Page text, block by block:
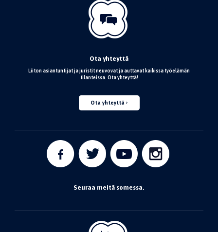
Ota yhteyttä
Liiton asiantuntijat ja juristit neuvovat ja auttavat kaikissa työelämän
tilanteissa. Ota yhteyttä!
Ota yhteyttä
Seuraa meitä somessa.